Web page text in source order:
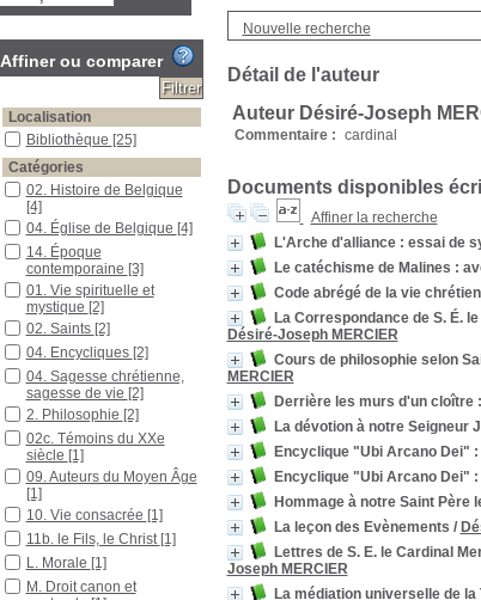
Nouvelle recherche
Détail de l'auteur
Auteur Désiré-Joseph
Commentaire : cardinal
Documents disponibles
Affiner la recherche
L'Arche d'alliance: essai de
Le catéchisme de Malines :
Code abrégé de la vie
La Correspondance de S. É.
Désiré-Joseph MERCIER
Cours de philosophie selon
MERCIER
Derrière les murs d'un cloître:
La dévotion à notre Seigneur
Encyclique "Ubi Arcano Dei"
Encyclique "Ubi Arcano Dei"
Hommage à notre Saint Père
La leçon des Evènements /
Lettres de S. E. le Cardinal
Joseph MERCIER
La médiation universelle de
Affiner ou comparer
Localisation
Bibliothèque [25]
Catégories
02. Histoire de Belgique
[4]
04. Église de Belgique [4]
14. Époque
contemporaine [3]
01. Vie spirituelle et
mystique [2]
02. Saints [2]
04. Encycliques [2]
04. Sagesse chrétienne,
sagesse de vie [2]
2. Philosophie [2]
02c. Témoins du XXe
siècle [1]
09. Auteurs du Moyen Âge
[1]
10. Vie consacrée [1]
11b. le Fils, le Christ [1]
L. Morale [1]
M. Droit canon et